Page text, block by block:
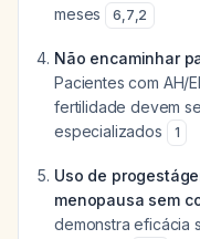
meses
6,7,2
Não encaminhar
Pacientes com AH/
fertilidade devem
especializados
1
Uso de
menopausa sem
demonstra eficácia